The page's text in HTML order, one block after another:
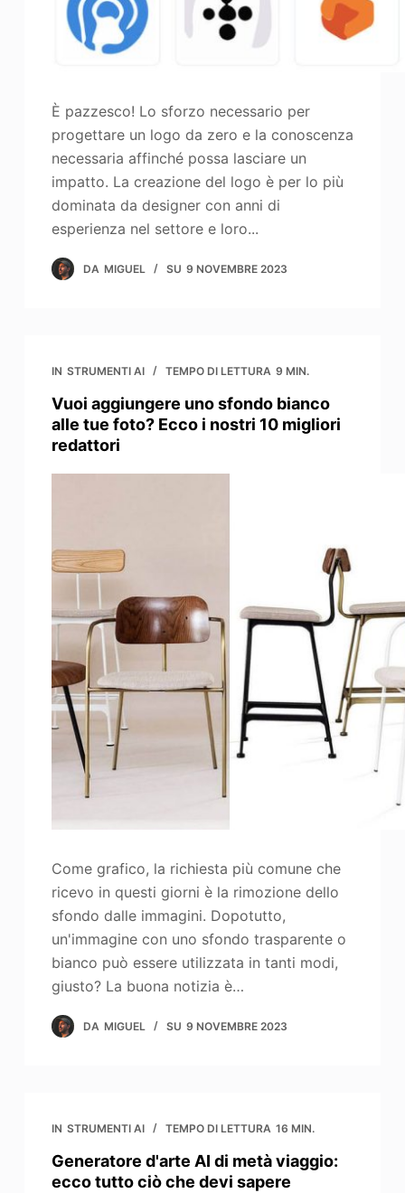
È pazzesco! Lo sforzo necessario per
progettare un logo da zero e la conoscenza
necessaria affinché possa lasciare un
impatto. La creazione del logo è per lo più
dominata da designer con anni di
esperienza nel settore e loro...
DA MIGUEL SU 9 NOVEMBRE 2023
IN STRUMENTI AI TEMPO DI LETTURA 9 MIN.
Vuoi aggiungere uno sfondo bianco
alle tue foto? Ecco i nostri 10 migliori
redattori
Come grafico, la richiesta più comune che
ricevo in questi giorni è la rimozione dello
sfondo dalle immagini. Dopotutto,
un'immagine con uno sfondo trasparente o
bianco può essere utilizzata in tanti modi,
giusto? La buona notizia è…
DA MIGUEL SU 9 NOVEMBRE 2023
IN STRUMENTI AI TEMPO DI LETTURA 16 MIN.
Generatore d'arte AI di metà viaggio:
ecco tutto ciò che devi sapere